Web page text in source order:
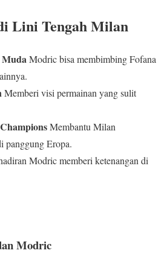
Lini Tengah Milan
MudaModric bisa membimbing Fofana
Memberi visi permainan yang sulit
Membantu Milan
panggung Eropa.
Modric memberi ketenangan di
Modric